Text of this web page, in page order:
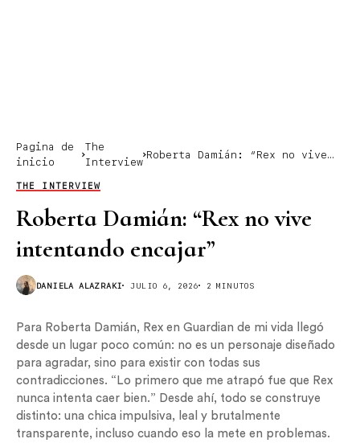
Pagina de
inicio
The
Interview
Roberta Damián: “Rex no vive
THE INTERVIEW
Roberta Damián: “Rex no vive
intentando encajar”
DANIELA ALAZRAKI JULIO 6, 2026 2 MINUTOS
Para Roberta Damián, Rex en Guardian de mi vida llegó
desde un lugar poco común: no es un personaje diseñado
para agradar, sino para existir con todas sus
contradicciones. “Lo primero que me atrapó fue que Rex
nunca intenta caer bien.” Desde ahí, todo se construye
distinto: una chica impulsiva, leal y brutalmente
transparente, incluso cuando eso la mete en problemas.